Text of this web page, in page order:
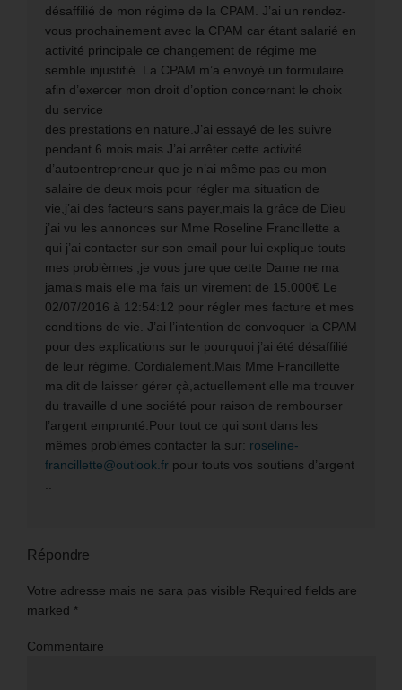
désaffilié de mon régime de la CPAM. J’ai un rendez-
vous prochainement avec la CPAM car étant salarié en
activité principale ce changement de régime me
semble injustifié. La CPAM m’a envoyé un formulaire
afin d’exercer mon droit d’option concernant le choix
du service
des prestations en nature.J’ai essayé de les suivre
pendant 6 mois mais J’ai arrêter cette activité
d’autoentrepreneur que je n’ai même pas eu mon
salaire de deux mois pour régler ma situation de
vie,j’ai des facteurs sans payer,mais la grâce de Dieu
j’ai vu les annonces sur Mme Roseline Francillette a
qui j’ai contacter sur son email pour lui explique touts
mes problèmes ,je vous jure que cette Dame ne ma
jamais mais elle ma fais un virement de 15.000€ Le
02/07/2016 à 12:54:12 pour régler mes facture et mes
conditions de vie. J’ai l’intention de convoquer la CPAM
pour des explications sur le pourquoi j’ai été désaffilié
de leur régime. Cordialement.Mais Mme Francillette
ma dit de laisser gérer çà,actuellement elle ma trouver
du travaille d une société pour raison de rembourser
l’argent emprunté.Pour tout ce qui sont dans les
mêmes problèmes contacter la sur: roseline-
francillette@outlook.fr pour touts vos soutiens d’argent
..
Répondre
Votre adresse mais ne sara pas visible Required fields are
marked *
Commentaire